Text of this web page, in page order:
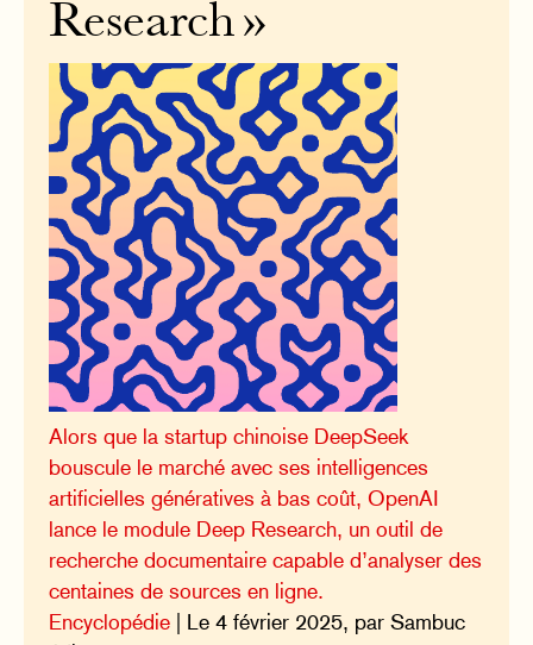
Research »
Alors que la startup chinoise DeepSeek
bouscule le marché avec ses intelligences
artificielles génératives à bas coût, OpenAI
lance le module Deep Research, un outil de
recherche documentaire capable d’analyser des
centaines de sources en ligne.
Encyclopédie | Le 4 février 2025, par Sambuc